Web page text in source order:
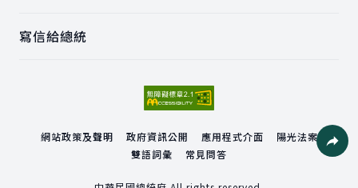
寫信給總統
網站政策及聲明 政府資訊公開 應用程式介面
陽光法案
雙語詞彙
常見問答